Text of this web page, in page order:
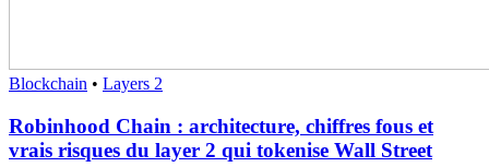
Blockchain • Layers 2
Robinhood Chain : architecture, chiffres fous et
vrais risques du layer 2 qui tokenise Wall Street